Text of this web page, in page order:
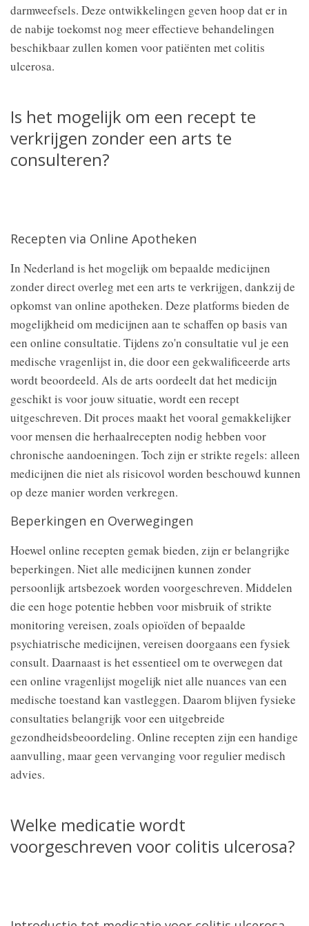
darmweefsels. Deze ontwikkelingen geven hoop dat er in
de nabije toekomst nog meer effectieve behandelingen
beschikbaar zullen komen voor patiënten met colitis
ulcerosa.
Is het mogelijk om een recept te
verkrijgen zonder een arts te
consulteren?
Recepten via Online Apotheken
In Nederland is het mogelijk om bepaalde medicijnen
zonder direct overleg met een arts te verkrijgen, dankzij de
opkomst van online apotheken. Deze platforms bieden de
mogelijkheid om medicijnen aan te schaffen op basis van
een online consultatie. Tijdens zo'n consultatie vul je een
medische vragenlijst in, die door een gekwalificeerde arts
wordt beoordeeld. Als de arts oordeelt dat het medicijn
geschikt is voor jouw situatie, wordt een recept
uitgeschreven. Dit proces maakt het vooral gemakkelijker
voor mensen die herhaalrecepten nodig hebben voor
chronische aandoeningen. Toch zijn er strikte regels: alleen
medicijnen die niet als risicovol worden beschouwd kunnen
op deze manier worden verkregen.
Beperkingen en Overwegingen
Hoewel online recepten gemak bieden, zijn er belangrijke
beperkingen. Niet alle medicijnen kunnen zonder
persoonlijk artsbezoek worden voorgeschreven. Middelen
die een hoge potentie hebben voor misbruik of strikte
monitoring vereisen, zoals opioïden of bepaalde
psychiatrische medicijnen, vereisen doorgaans een fysiek
consult. Daarnaast is het essentieel om te overwegen dat
een online vragenlijst mogelijk niet alle nuances van een
medische toestand kan vastleggen. Daarom blijven fysieke
consultaties belangrijk voor een uitgebreide
gezondheidsbeoordeling. Online recepten zijn een handige
aanvulling, maar geen vervanging voor regulier medisch
advies.
Welke medicatie wordt
voorgeschreven voor colitis ulcerosa?